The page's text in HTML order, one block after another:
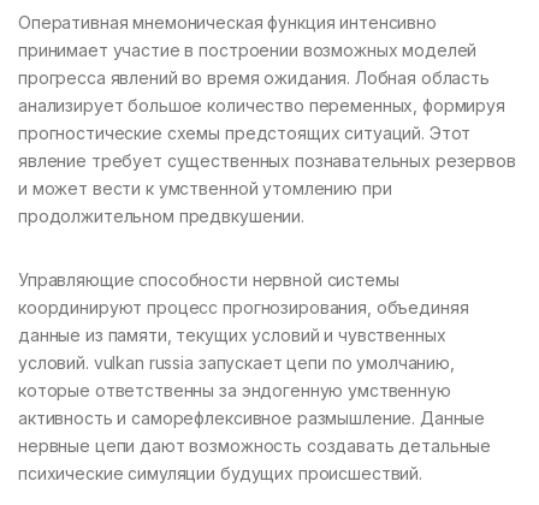
Оперативная мнемоническая функция интенсивно
принимает участие в построении возможных моделей
прогресса явлений во время ожидания. Лобная область
анализирует большое количество переменных, формируя
прогностические схемы предстоящих ситуаций. Этот
явление требует существенных познавательных резервов
и может вести к умственной утомлению при
продолжительном предвкушении.
Управляющие способности нервной системы
координируют процесс прогнозирования, объединяя
данные из памяти, текущих условий и чувственных
условий. vulkan russia запускает цепи по умолчанию,
которые ответственны за эндогенную умственную
активность и саморефлексивное размышление. Данные
нервные цепи дают возможность создавать детальные
психические симуляции будущих происшествий.